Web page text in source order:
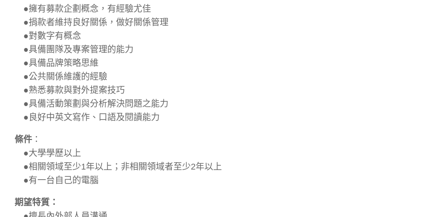
●擁有募款企劃概念，有經驗尤佳
●捐款者維持良好關係，做好關係管理
●對數字有概念
●具備團隊及專案管理的能力
●具備品牌策略思維
●公共關係維護的經驗
●熟悉募款與對外提案技巧
●具備活動策劃與分析解決問題之能力
●良好中英文寫作、口語及閱讀能力
條件 ：
●大學學歷以上
●相關領域至少1年以上；非相關領域者至少2年以上
●有一台自己的電腦
期望特質：